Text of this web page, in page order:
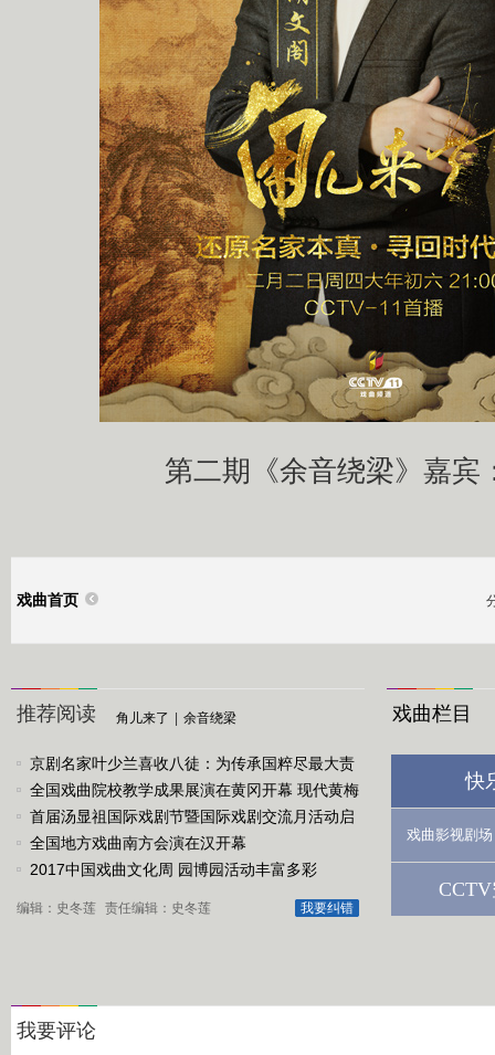
第二期《余音绕梁》嘉宾
戏曲首页
推荐阅读 角儿来了 余音绕梁
京剧名家叶少兰喜收八徒：为传承国粹尽最大责
任
全国戏曲院校教学成果展演在黄冈开幕 现代黄梅
戏《槐花谣》倾情..
首届汤显祖国际戏剧节暨国际戏剧交流月活动启
动
全国地方戏曲南方会演在汉开幕
2017中国戏曲文化周 园博园活动丰富多彩
我要纠错
编辑：史冬莲 责任编辑：史冬莲
戏曲栏目
快
戏曲影视剧场